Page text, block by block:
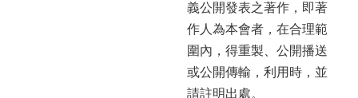
義公開發表之著作，即著
作人為本會者，在合理範
圍內，得重製、公開播送
或公開傳輸，利用時，並
請註明出處。